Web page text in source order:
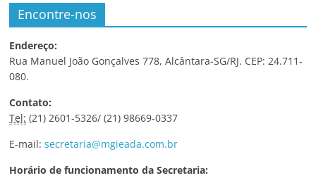
Encontre-nos
Endereço:
Rua Manuel João Gonçalves 778, Alcântara-SG/RJ. CEP: 24.711-
080.
Contato:
Tel: (21) 2601-5326/ (21) 98669-0337
E-mail:secretaria@mgieada.com.br
Horário de funcionamento da Secretaria: